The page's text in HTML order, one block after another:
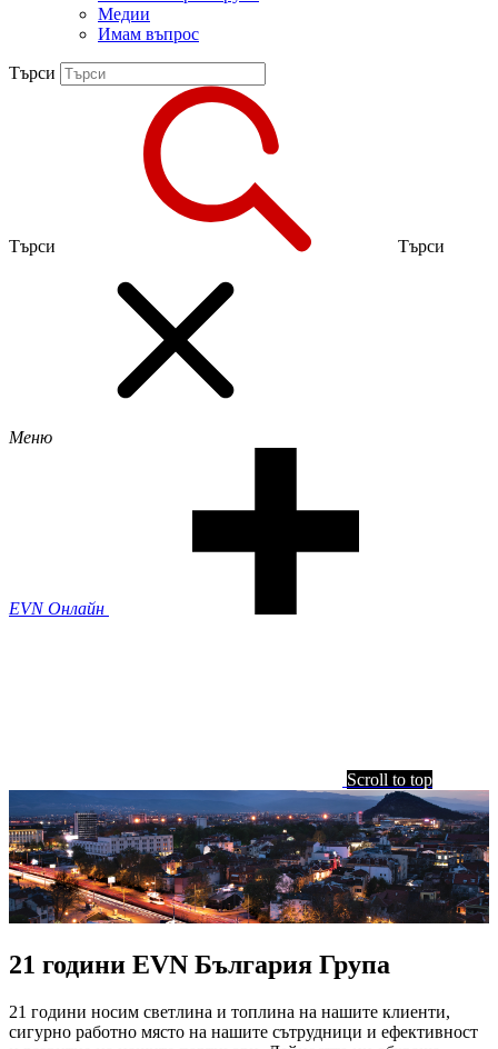
Медии
Имам въпрос
Търси
Търси Търси
Меню
EVN Онлайн
Scroll to top
21 години EVN България Група
21 години носим светлина и топлина на нашите клиенти,
сигурно работно място на нашите сътрудници и ефективност